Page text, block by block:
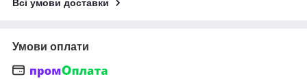
Всі умови доставки
Умови оплати